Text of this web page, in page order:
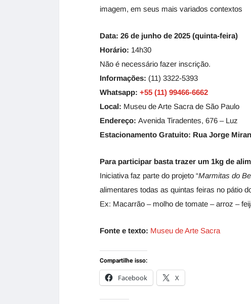
imagem, em seus mais variados contextos
Data: 26 de junho de 2025 (quinta-feira)
Horário: 14h30
Não é necessário fazer inscrição.
Informações: (11) 3322-5393
Whatsapp: +55 (11) 99466-6662
Local: Museu de Arte Sacra de São Paulo
Endereço: Avenida Tiradentes, 676 – Luz
Estacionamento Gratuito: Rua Jorge
Para participar basta trazer um 1kg de
Iniciativa faz parte do projeto “Marmitas do
alimentares todas as quintas feiras no pátio
Ex: Macarrão – molho de tomate – arroz –
Fonte e texto: Museu de Arte Sacra
Compartilhe isso:
Facebook
X